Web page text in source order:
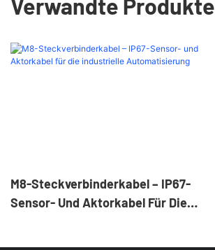
Verwandte Produkte
M8-Steckverbinderkabel – IP67-
Sensor- Und Aktorkabel Für Die